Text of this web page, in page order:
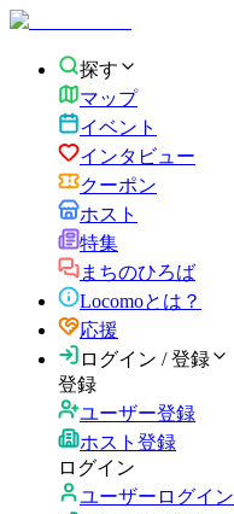
探す
マップ
イベント
インタビュー
クーポン
ホスト
特集
まちのひろば
Locomoとは？
応援
ログイン / 登録
登録
ユーザー登録
ホスト登録
ログイン
ユーザーログイン